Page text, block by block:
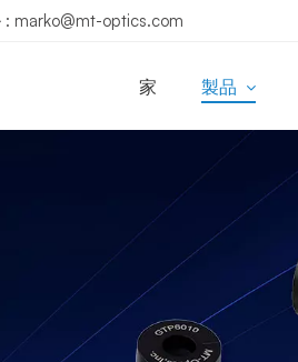
: marko@mt-optics.com
家 製品